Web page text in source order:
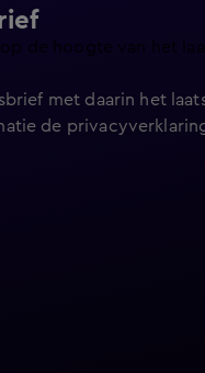
de hoogte van het
met daarin het
de